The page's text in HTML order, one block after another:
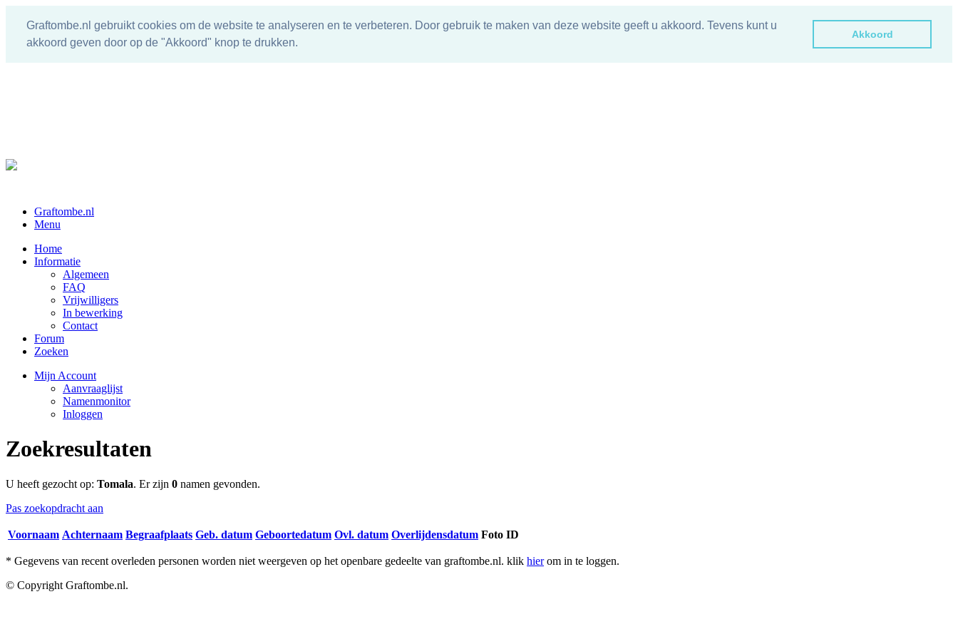
Graftombe.nl gebruikt cookies om de website te analyseren en te verbeteren. Door gebruik te maken van deze website geeft u akkoord. Tevens kunt u
akkoord geven door op de "Akkoord" knop te drukken.
Akkoord
Graftombe.nl
Menu
Home
Informatie
Algemeen
FAQ
Vrijwilligers
In bewerking
Contact
Forum
Zoeken
Mijn Account
Aanvraaglijst
Namenmonitor
Inloggen
Zoekresultaten
U heeft gezocht op: Tomala. Er zijn 0 namen gevonden.
Pas zoekopdracht aan
Voornaam Achternaam Begraafplaats Geb. datum Geboortedatum Ovl. datum Overlijdensdatum Foto ID
* Gegevens van recent overleden personen worden niet weergeven op het openbare gedeelte van graftombe.nl. klik hierom in te loggen.
© Copyright Graftombe.nl.